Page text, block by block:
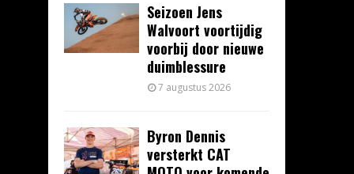
Seizoen Jens
Walvoort voortijdig
voorbij door nieuwe
duimblessure
7 augustus 2026
Byron Dennis
versterkt CAT